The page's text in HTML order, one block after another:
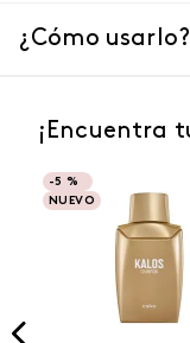
¿Cómo usarlo?
¡Encuentra
-5 %
NUEVO